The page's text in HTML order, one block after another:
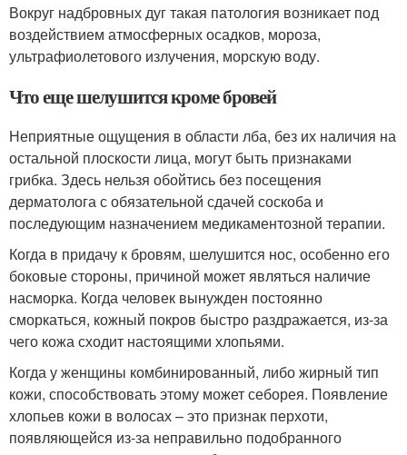
Вокруг надбровных дуг такая патология возникает под
воздействием атмосферных осадков, мороза,
ультрафиолетового излучения, морскую воду.
Что еще шелушится кроме бровей
Неприятные ощущения в области лба, без их наличия на
остальной плоскости лица, могут быть признаками
грибка. Здесь нельзя обойтись без посещения
дерматолога с обязательной сдачей соскоба и
последующим назначением медикаментозной терапии.
Когда в придачу к бровям, шелушится нос, особенно его
боковые стороны, причиной может являться наличие
насморка. Когда человек вынужден постоянно
сморкаться, кожный покров быстро раздражается, из-за
чего кожа сходит настоящими хлопьями.
Когда у женщины комбинированный, либо жирный тип
кожи, способствовать этому может себорея. Появление
хлопьев кожи в волосах – это признак перхоти,
появляющейся из-за неправильно подобранного